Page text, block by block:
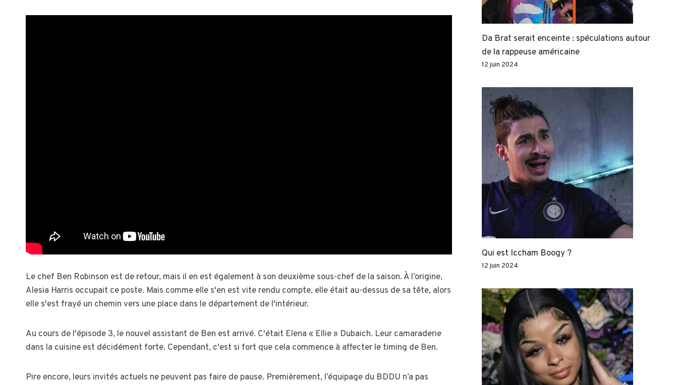
Le chef Ben Robinson est de retour, mais il en est également à son deuxième sous-chef de la saison. À l’origine,
Alesia Harris occupait ce poste. Mais comme elle s'en est vite rendu compte, elle était au-dessus de sa tête, alors
elle s'est frayé un chemin vers une place dans le département de l'intérieur.
Au cours de l'épisode 3, le nouvel assistant de Ben est arrivé. C'était Elena « Ellie » Dubaich. Leur camaraderie
dans la cuisine est décidément forte. Cependant, c'est si fort que cela commence à affecter le timing de Ben.
Pire encore, leurs invités actuels ne peuvent pas faire de pause. Premièrement, l’équipage du BDDU n’a pas
Da Brat serait enceinte : spéculations autour
de la rappeuse américaine
12 juin 2024
Qui est Iccham Boogy ?
12 juin 2024